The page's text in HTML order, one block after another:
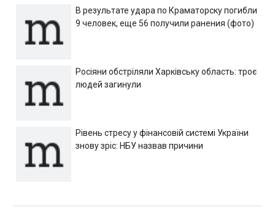
В результате удара по Краматорску погибли
9 человек, еще 56 получили ранения (фото)
Росіяни обстріляли Харківську область: троє
людей загинули
Рівень стресу у фінансовій системі України
знову зріс: НБУ назвав причини